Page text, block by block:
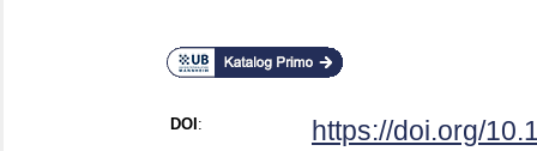
DOI : https://doi.org/